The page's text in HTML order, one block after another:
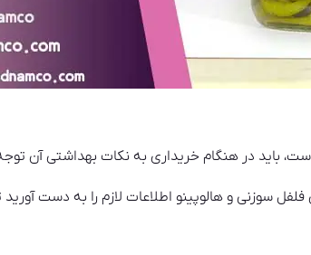
باید در هنگام خریداری به نکات بهداشتی آن
سوزنی و هالوپینو اطلاعات لازم را به دست